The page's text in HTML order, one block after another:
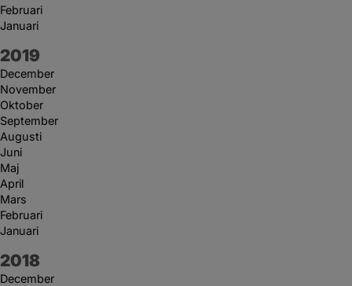
Februari
Januari
År:
2019
December
November
Oktober
September
Augusti
Juni
Maj
April
Mars
Februari
Januari
År:
2018
December